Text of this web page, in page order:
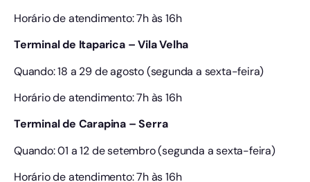
Horário de atendimento: 7h às 16h
Terminal de Itaparica – Vila Velha
Quando: 18 a 29 de agosto (segunda a sexta-feira)
Horário de atendimento: 7h às 16h
Terminal de Carapina – Serra
Quando: 01 a 12 de setembro (segunda a sexta-feira)
Horário de atendimento: 7h às 16h